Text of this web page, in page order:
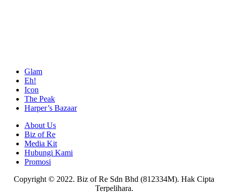
Glam
Eh!
Icon
The Peak
Harper’s Bazaar
About Us
Biz of Re
Media Kit
Hubungi Kami
Promosi
Copyright © 2022. Biz of Re Sdn Bhd (812334M). Hak Cipta
Terpelihara.